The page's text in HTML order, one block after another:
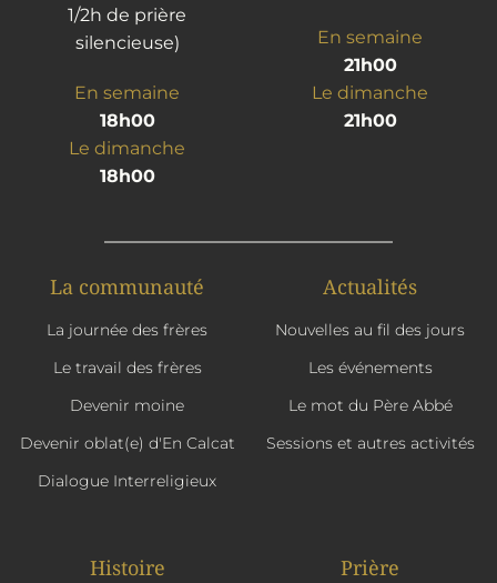
1/2h de prière
silencieuse)
En semaine
18h00
Le dimanche
18h00
En semaine
21h00
Le dimanche
21h00
La communauté
La journée des frères
Le travail des frères
Devenir moine
Devenir oblat(e) d'En Calcat
Dialogue Interreligieux
Actualités
Nouvelles au fil des jours
Les événements
Le mot du Père Abbé
Sessions et autres activités
Histoire Prière